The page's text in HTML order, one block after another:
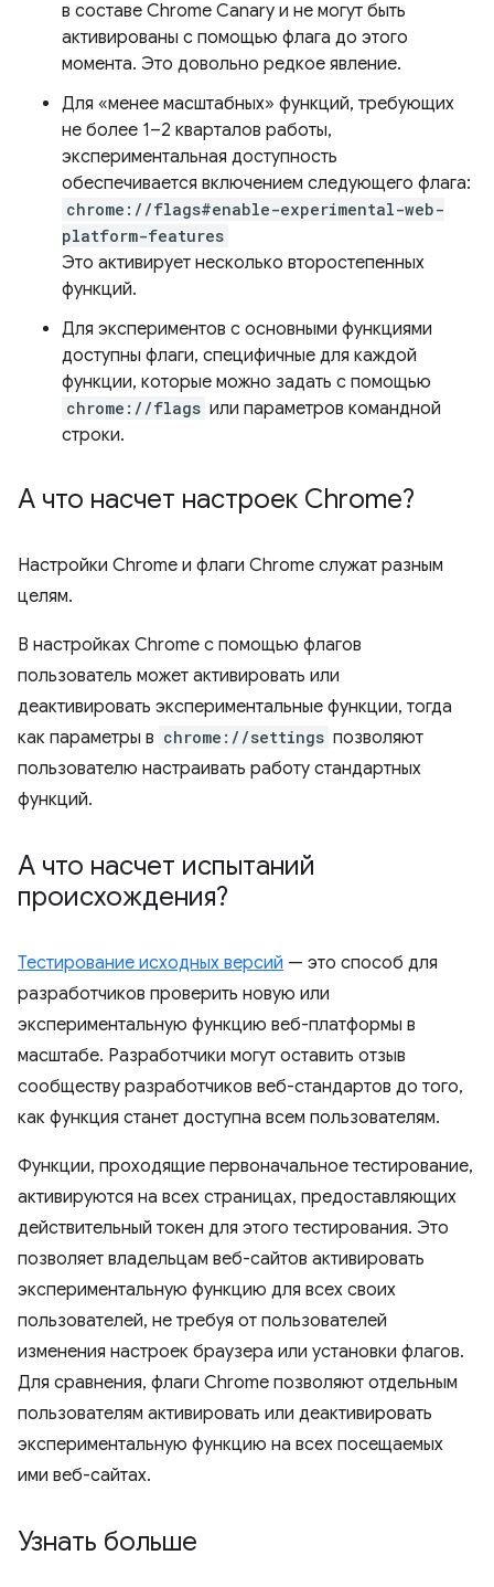
в составе Chrome Canary и не могут быть
активированы с помощью флага до этого
момента. Это довольно редкое явление.
Для «менее масштабных» функций, требующих
не более 1–2 кварталов работы,
экспериментальная доступность
обеспечивается включением следующего флага:
chrome://flags#enable-experimental-web-
platform-features
Это активирует несколько второстепенных
функций.
Для экспериментов с основными функциями
доступны флаги, специфичные для каждой
функции, которые можно задать с помощью
chrome://flags или параметров командной
строки.
А что насчет настроек Chrome?
Настройки Chrome и флаги Chrome служат разным
целям.
В настройках Chrome с помощью флагов
пользователь может активировать или
деактивировать экспериментальные функции, тогда
как параметры в chrome://settings позволяют
пользователю настраивать работу стандартных
функций.
А что насчет испытаний
происхождения?
Тестирование исходных версий — это способ для
разработчиков проверить новую или
экспериментальную функцию веб-платформы в
масштабе. Разработчики могут оставить отзыв
сообществу разработчиков веб-стандартов до того,
как функция станет доступна всем пользователям.
Функции, проходящие первоначальное тестирование,
активируются на всех страницах, предоставляющих
действительный токен для этого тестирования. Это
позволяет владельцам веб-сайтов активировать
экспериментальную функцию для всех своих
пользователей, не требуя от пользователей
изменения настроек браузера или установки флагов.
Для сравнения, флаги Chrome позволяют отдельным
пользователям активировать или деактивировать
экспериментальную функцию на всех посещаемых
ими веб-сайтах.
Узнать больше